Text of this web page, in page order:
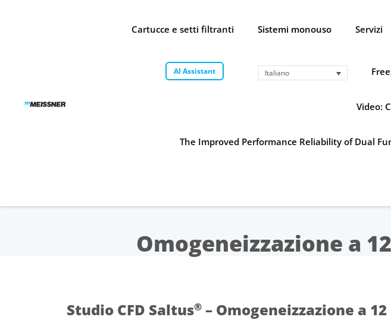
Cartucce e setti filtranti Sistemi monouso Servizi
AI Assistant Italiano
Video:
The Improved Performance Reliability of Dual
Omogeneizzazione a
Studio CFD Saltus® – Omogeneizzazione a